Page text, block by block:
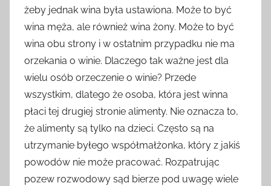
żeby jednak wina była ustawiona. Może to być
wina męża, ale również wina żony. Może to być
wina obu strony i w ostatnim przypadku nie ma
orzekania o winie. Dlaczego tak ważne jest dla
wielu osób orzeczenie o winie? Przede
wszystkim, dlatego że osoba, która jest winna
płaci tej drugiej stronie alimenty. Nie oznacza to,
że alimenty są tylko na dzieci. Często są na
utrzymanie byłego współmałżonka, który z jakiś
powodów nie może pracować. Rozpatrując
pozew rozwodowy sąd bierze pod uwagę wiele